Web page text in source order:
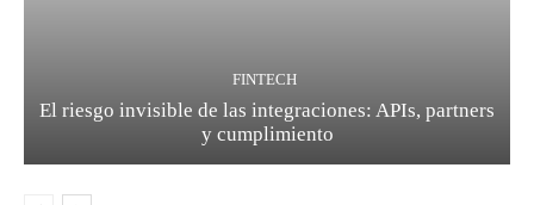
FINTECH
El riesgo invisible de las integraciones: APIs, partners
y cumplimiento